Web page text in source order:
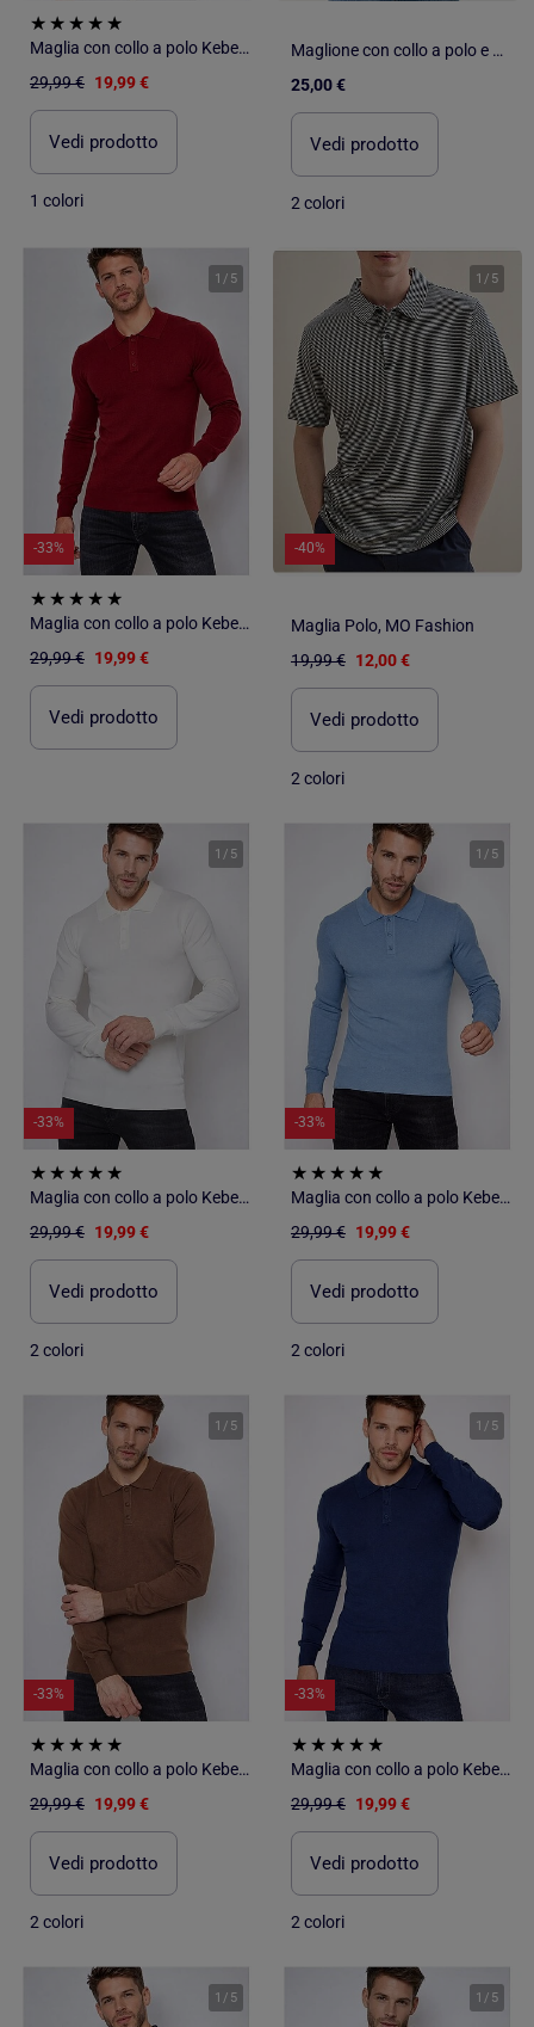
Maglia con collo a polo Kebello
29,99 € 19,99 €
Vedi prodotto
1 colori
Maglione con collo a polo e maniche lunghe
25,00 €
Vedi prodotto
2 colori
1 / 5
-33%
Maglia con collo a polo Kebello
29,99 € 19,99 €
Vedi prodotto
1 / 5
-40%
Maglia Polo, MO Fashion
19,99 € 12,00 €
Vedi prodotto
2 colori
1 / 5
-33%
Maglia con collo a polo Kebello
29,99 € 19,99 €
Vedi prodotto
2 colori
1 / 5
-33%
Maglia con collo a polo Kebello
29,99 € 19,99 €
Vedi prodotto
2 colori
1 / 5
-33%
Maglia con collo a polo Kebello
29,99 € 19,99 €
Vedi prodotto
2 colori
1 / 5
-33%
Maglia con collo a polo Kebello
29,99 € 19,99 €
Vedi prodotto
2 colori
1 / 5 1 / 5